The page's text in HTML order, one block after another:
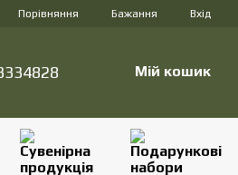
Порівняння Бажання Вхід
Мій кошик